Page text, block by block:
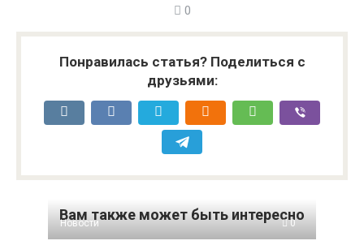
0
Понравилась статья? Поделиться с
друзьями:
Вам также может быть интересно
Новости 0